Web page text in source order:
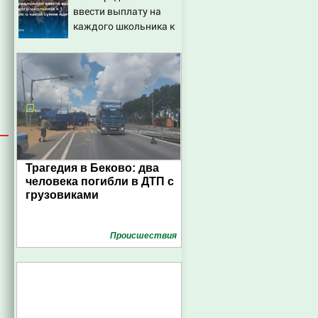
ввести выплату на
каждого школьника к
сумме идет речь
Трагедия в Беково: два
человека погибли в ДТП с
грузовиками
Проиcшествия